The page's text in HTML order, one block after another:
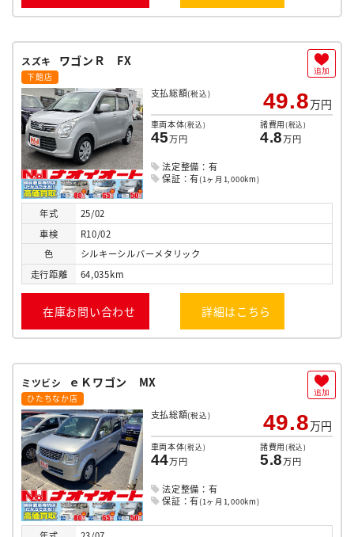
スズキ ワゴンＲ FX
下館店
支払総額(税込) 49.8万円
車両本体(税込)
45万円
諸費用(税込)
4.8万円
法定整備：有
保証：有(1ヶ月1,000km)
年式
25/02
車検
R10/02
色
シルキーシルバーメタリック
走行距離 64,035km
在庫お問い合わせ 詳細はこちら
追加
ミツビシ ｅＫワゴン MX
ひたちなか店
支払総額(税込) 49.8万円
車両本体(税込)
44万円
諸費用(税込)
5.8万円
法定整備：有
保証：有(1ヶ月1,000km)
追加